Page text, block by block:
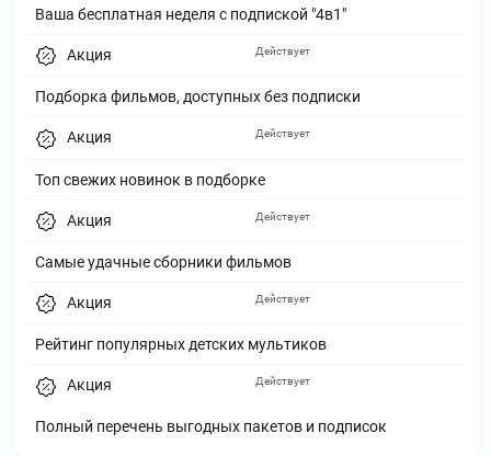
Ваша бесплатная неделя с подпиской "4в1"
Акция
Подборка фильмов, доступных без подписки
Действует
Акция
Топ свежих новинок в подборке
Действует
Акция
Самые удачные сборники фильмов
Действует
Акция
Рейтинг популярных детских мультиков
Действует
Акция
Полный перечень выгодных пакетов и подписок
Действует